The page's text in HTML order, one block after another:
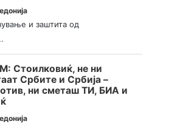
и заштита од
Стоилковиќ, не ни
Србите и Србија –
ни сметаш ТИ, БИА и